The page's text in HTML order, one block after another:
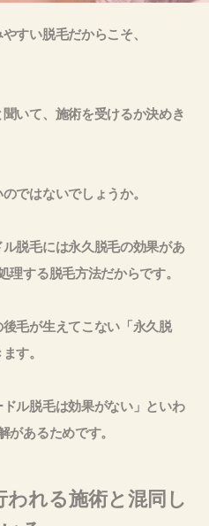
すい脱毛だからこそ、
聞いて、施術を受けるか決めき
ではないでしょうか。
脱毛には永久脱毛の効果があ
理する脱毛方法だからです。
毛が生えてこない「永久脱
す。
ル脱毛は効果がない」といわ
があるためです。
われる施術と混同し